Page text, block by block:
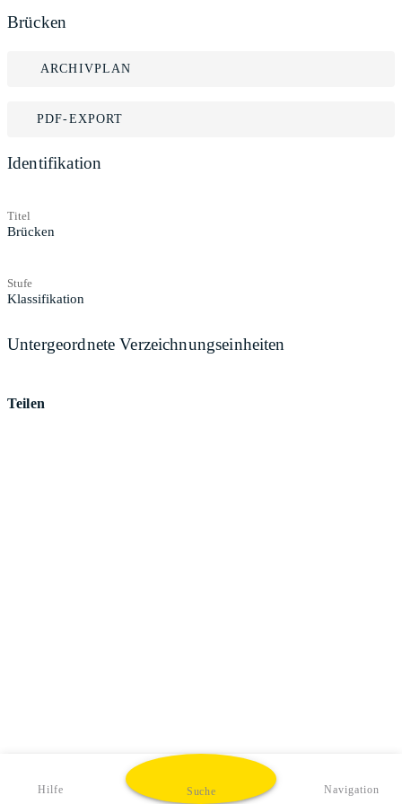
Brücken
ARCHIVPLAN
PDF-EXPORT
Identifikation
Titel
Brücken
Stufe
Klassifikation
Untergeordnete Verzeichnungseinheiten
Teilen
Hilfe Suche Navigation